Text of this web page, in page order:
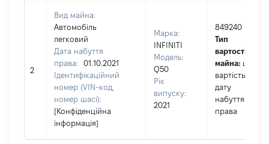
2
Вид майна:
Автомобіль
легковий
Дата набуття
права:
01.10.2021
Ідентифікаційний
номер (VIN-код,
номер шасі):
[Конфіденційна
інформація]
Марка:
INFINITI
Модель:
Q50
Рік
випуску:
2021
849240
Тип
вартості
майна: це
вартість на
дату
набуття
права